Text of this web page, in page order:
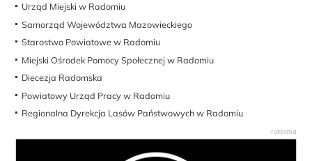
Urząd Miejski w Radomiu
Samorząd Województwa Mazowieckiego
Starostwo Powiatowe w Radomiu
Miejski Ośrodek Pomocy Społecznej w Radomiu
Diecezja Radomska
Powiatowy Urząd Pracy w Radomiu
Regionalna Dyrekcja Lasów Państwowych w Radomiu